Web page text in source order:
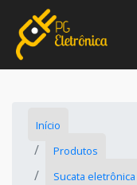
Início
Produtos
Sucata eletrônica